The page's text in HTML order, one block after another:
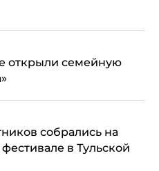
открыли семейную
собрались на
в Тульской